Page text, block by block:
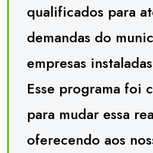
qualificados para
demandas do
empresas
Esse programa foi
para mudar essa
oferecendo aos